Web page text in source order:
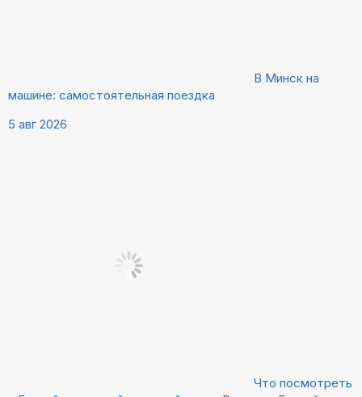
В Минск на
машине: самостоятельная поездка
5 авг 2026
Что посмотреть